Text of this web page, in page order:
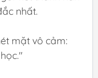
nhất.
mặt vô cảm: